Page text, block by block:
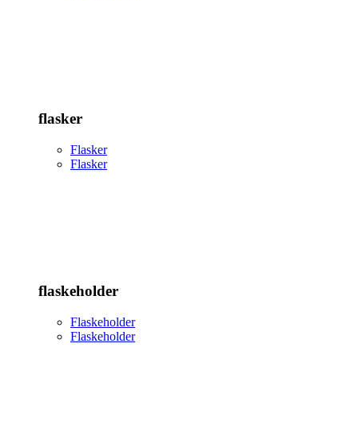
flasker
Flasker
Flasker
flaskeholder
Flaskeholder
Flaskeholder